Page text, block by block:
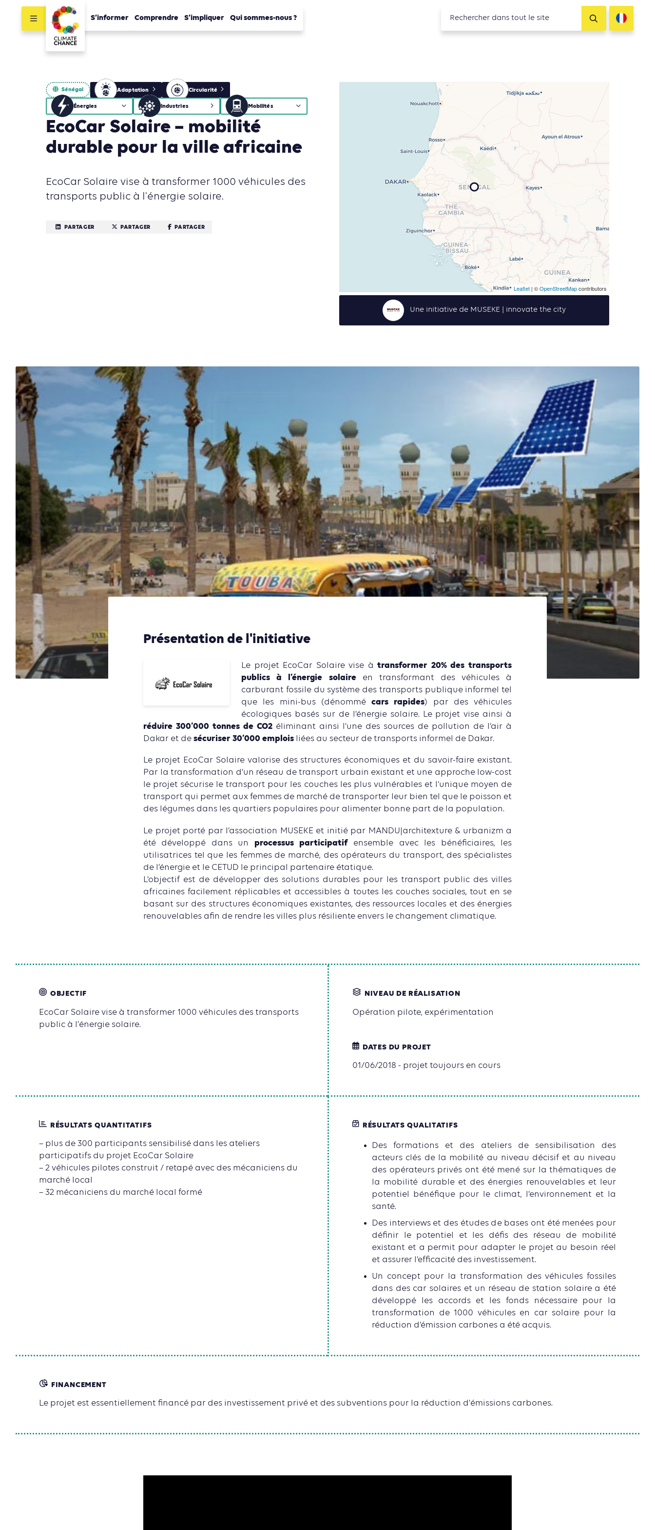
S’informer Comprendre S’impliquer Qui sommes-nous ?
Sénégal Adaptation Circularité
Énergies Industries Mobilités
EcoCar Solaire – mobilité
durable pour la ville africaine
EcoCar Solaire vise à transformer 1000 véhicules des
transports public à l'énergie solaire.
PARTAGER PARTAGER PARTAGER
Leaflet | ©OpenStreetMapcontributors
Une initiative de MUSEKE | innovate the city
Présentation de l'initiative
Le projet EcoCar Solaire vise àtransformer 20% des transports
publics à l’énergie solaireen transformant des véhicules à
carburant fossile du système des transports publique informel tel
que les mini-bus (dénommécars rapides) par des véhicules
écologiques basés sur de l’énergie solaire. Le projet vise ainsi à
réduire 300’000 tonnes de CO2 éliminant ainsi l’une des sources de pollution de l’air à
Dakar et de sécuriser 30’000 emplois liées au secteur de transports informel de Dakar.
Le projet EcoCar Solaire valorise des structures économiques et du savoir-faire existant.
Par la transformation d’un réseau de transport urbain existant et une approche low-cost
le projet sécurise le transport pour les couches les plus vulnérables et l’unique moyen de
transport qui permet aux femmes de marché de transporter leur bien tel que le poisson et
des légumes dans les quartiers populaires pour alimenter bonne part de la population.
Le projet porté par l’association MUSEKE et initié par MANDU|architexture & urbanizm a
été développé dans un processus participatif ensemble avec les bénéficiaires, les
utilisatrices tel que les femmes de marché, des opérateurs du transport, des spécialistes
de l’énergie et le CETUD le principal partenaire étatique.
L’objectif est de développer des solutions durables pour les transport public des villes
africaines facilement réplicables et accessibles à toutes les couches sociales, tout en se
basant sur des structures économiques existantes, des ressources locales et des énergies
renouvelables afin de rendre les villes plus résiliente envers le changement climatique.
OBJECTIF
EcoCar Solaire vise à transformer 1000 véhicules des transports
public à l'énergie solaire.
NIVEAU DE RÉALISATION
Opération pilote, expérimentation
DATES DU PROJET
01/06/2018 - projet toujours en cours
RÉSULTATS QUANTITATIFS
– plus de 300 participants sensibilisé dans les ateliers
participatifs du projet EcoCar Solaire
– 2 véhicules pilotes construit / retapé avec des mécaniciens du
marché local
– 32 mécaniciens du marché local formé
RÉSULTATS QUALITATIFS
Des formations et des ateliers de sensibilisation des
acteurs clés de la mobilité au niveau décisif et au niveau
des opérateurs privés ont été mené sur la thématiques de
la mobilité durable et des énergies renouvelables et leur
potentiel bénéfique pour le climat, l’environnement et la
santé.
Des interviews et des études de bases ont été menées pour
définir le potentiel et les défis des réseau de mobilité
existant et a permit pour adapter le projet au besoin réel
et assurer l’efficacité des investissement.
Un concept pour la transformation des véhicules fossiles
dans des car solaires et un réseau de station solaire a été
développé les accords et les fonds nécessaire pour la
transformation de 1000 véhicules en car solaire pour la
réduction d’émission carbones a été acquis.
FINANCEMENT
Le projet est essentiellement financé par des investissement privé et des subventions pour la réduction d'émissions carbones.